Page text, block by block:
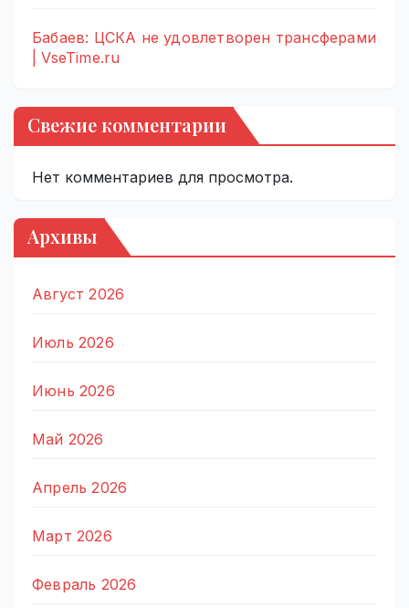
Бабаев: ЦСКА не удовлетворен трансферами
| VseTime.ru
Свежие комментарии
Нет комментариев для просмотра.
Архивы
Август 2026
Июль 2026
Июнь 2026
Май 2026
Апрель 2026
Март 2026
Февраль 2026